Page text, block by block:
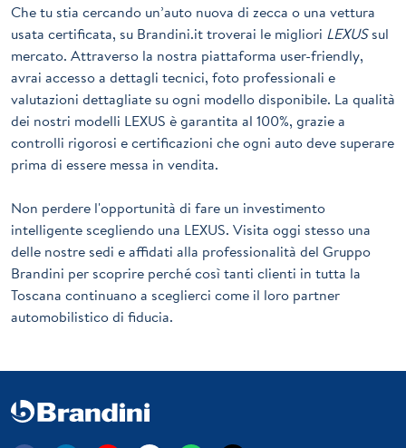
Che tu stia cercando un’auto nuova di zecca o una vettura
usata certificata, su Brandini.it troverai le migliori LEXUSsul
mercato. Attraverso la nostra piattaforma user-friendly,
avrai accesso a dettagli tecnici, foto professionali e
valutazioni dettagliate su ogni modello disponibile. La qualità
dei nostri modelli LEXUS è garantita al 100%, grazie a
controlli rigorosi e certificazioni che ogni auto deve superare
prima di essere messa in vendita.
Non perdere l'opportunità di fare un investimento
intelligente scegliendo una LEXUS. Visita oggi stesso una
delle nostre sedi e affidati alla professionalità del Gruppo
Brandini per scoprire perché così tanti clienti in tutta la
Toscana continuano a sceglierci come il loro partner
automobilistico di fiducia.